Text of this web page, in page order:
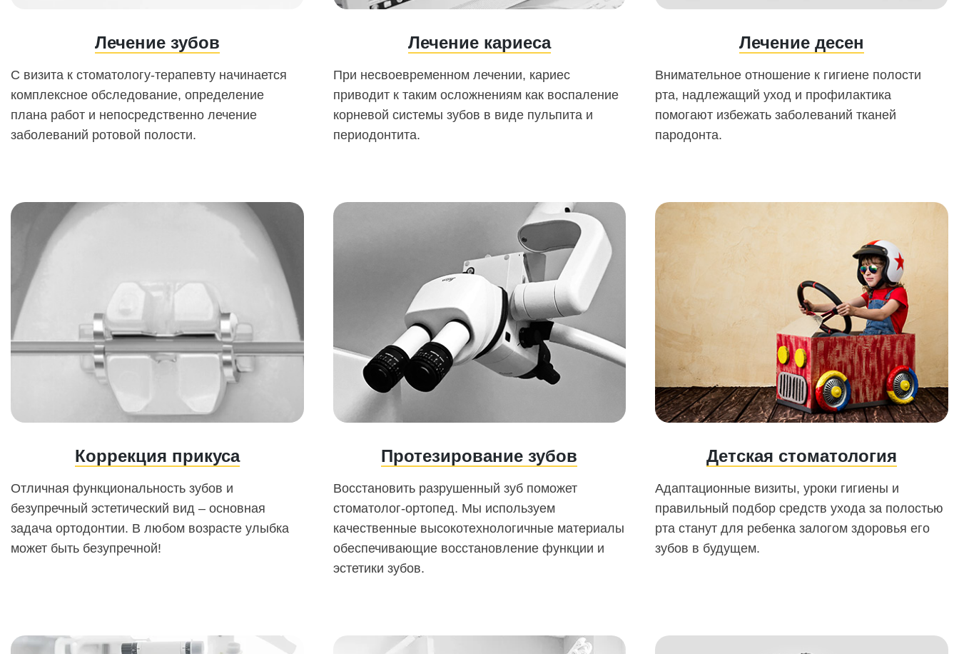
Лечение зубов
С визита к стоматологу-терапевту начинается
комплексное обследование, определение
плана работ и непосредственно лечение
заболеваний ротовой полости.
Лечение кариеса
При несвоевременном лечении, кариес
приводит к таким осложнениям как воспаление
корневой системы зубов в виде пульпита и
периодонтита.
Лечение десен
Внимательное отношение к гигиене полости
рта, надлежащий уход и профилактика
помогают избежать заболеваний тканей
пародонта.
Коррекция прикуса
Отличная функциональность зубов и
безупречный эстетический вид – основная
задача ортодонтии. В любом возрасте улыбка
может быть безупречной!
Протезирование зубов
Восстановить разрушенный зуб поможет
стоматолог-ортопед. Мы используем
качественные высокотехнологичные материалы
обеспечивающие восстановление функции и
эстетики зубов.
Детская стоматология
Адаптационные визиты, уроки гигиены и
правильный подбор средств ухода за полостью
рта станут для ребенка залогом здоровья его
зубов в будущем.